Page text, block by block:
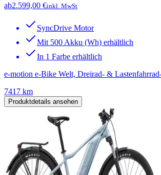
ab2.599,00 €inkl. MwSt
SyncDrive Motor
Mit 500 Akku (Wh) erhältlich
In 1 Farbe erhältlich
e-motion e-Bike Welt, Dreirad- &
7417 km
Produktdetails ansehen